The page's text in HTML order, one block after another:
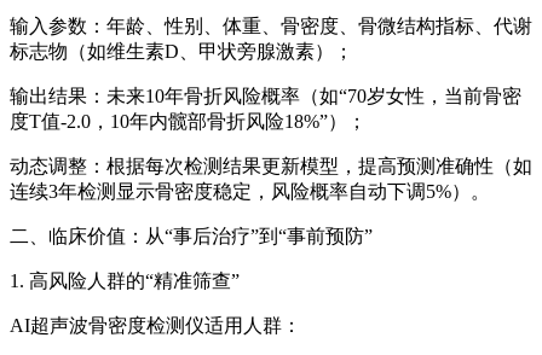
输入参数：年龄、性别、体重、骨密度、骨微结构指标、代谢
标志物（如维生素D、甲状旁腺激素）；
输出结果：未来10年骨折风险概率（如“70岁女性，当前骨密
度T值-2.0，10年内髋部骨折风险18%”）；
动态调整：根据每次检测结果更新模型，提高预测准确性（如
连续3年检测显示骨密度稳定，风险概率自动下调5%）。
二、临床价值：从“事后治疗”到“事前预防”
1. 高风险人群的“精准筛查”
AI超声波骨密度检测仪适用人群：